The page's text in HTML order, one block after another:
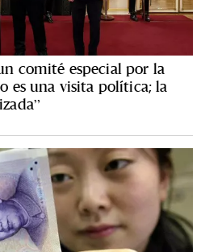
comité especial por la
es una visita política; la